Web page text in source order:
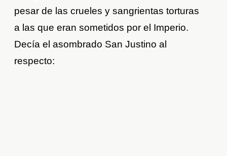
pesar de las crueles y sangrientas torturas
a las que eran sometidos por el Imperio.
Decía el asombrado San Justino al
respecto: